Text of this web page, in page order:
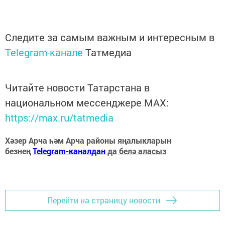
Следите за самым важным и интересным в
Telegram-канале Татмедиа
Читайте новости Татарстана в
национальном мессенджере MАХ:
https://max.ru/tatmedia
Хәзер Арча һәм Арча районы яңалыкларын
безнеңTelegram-каналданда белә аласыз
Перейти на страницу новости